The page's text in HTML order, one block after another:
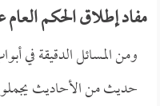
مفاد إطلاق الحكم
ومن المسائل الدقيقة في
حديث من الأحاديث